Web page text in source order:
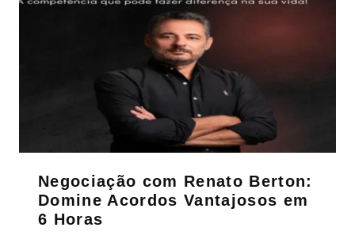
Negociação com Renato Berton:
Domine Acordos Vantajosos em
6 Horas